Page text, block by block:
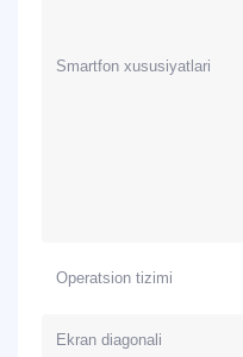
Smartfon xususiyatlari
Operatsion tizimi
Ekran diagonali